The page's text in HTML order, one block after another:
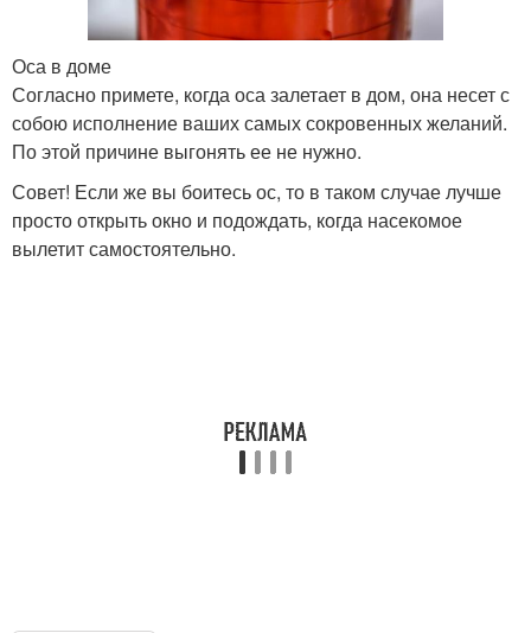
Оса в доме
Согласно примете, когда оса залетает в дом, она несет с
собою исполнение ваших самых сокровенных желаний.
По этой причине выгонять ее не нужно.
Совет! Если же вы боитесь ос, то в таком случае лучше
просто открыть окно и подождать, когда насекомое
вылетит самостоятельно.